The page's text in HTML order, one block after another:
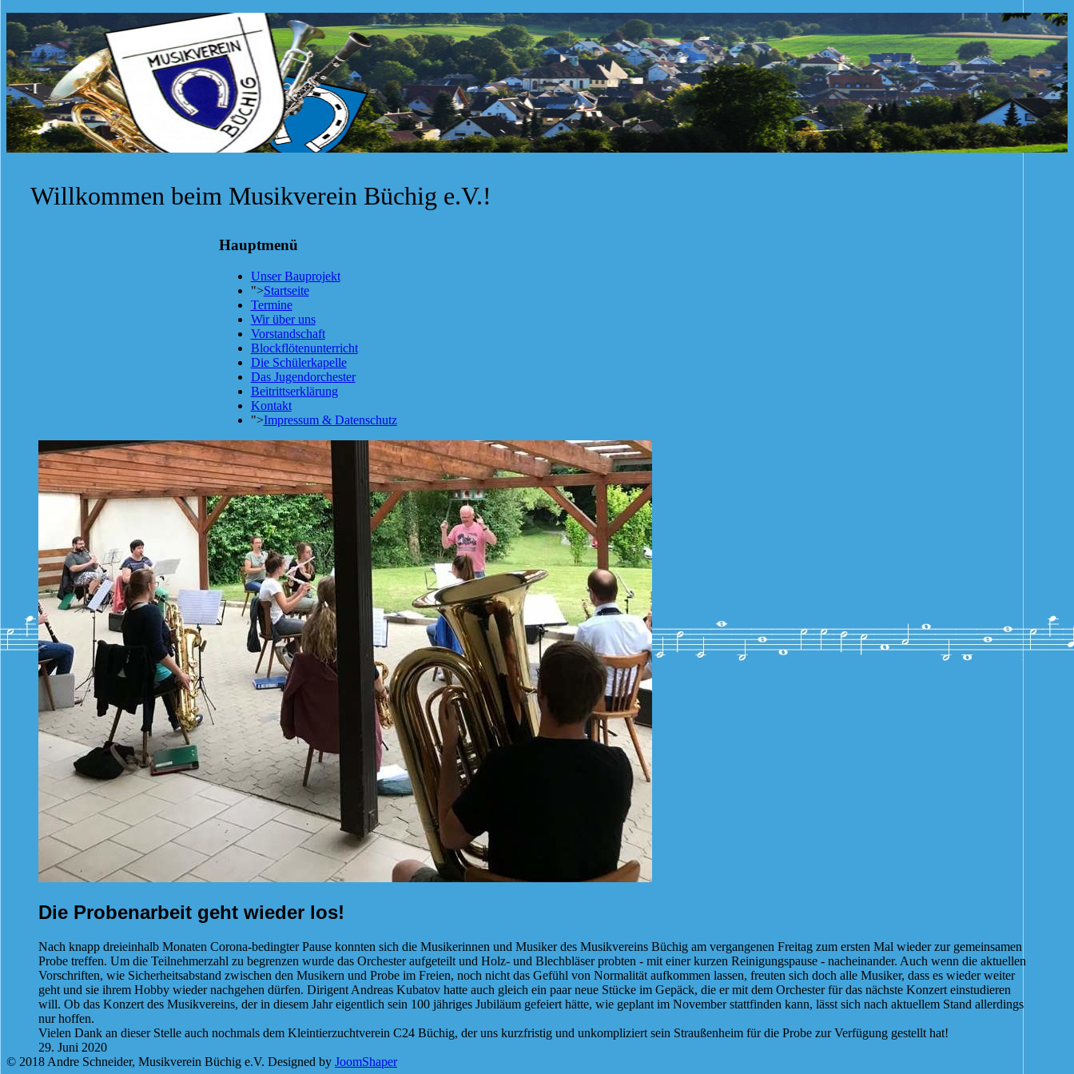
Willkommen beim Musikverein Büchig e.V.!
Hauptmenü
Unser Bauprojekt
">Startseite
Termine
Wir über uns
Vorstandschaft
Blockflötenunterricht
Die Schülerkapelle
Das Jugendorchester
Beitrittserklärung
Kontakt
">Impressum & Datenschutz
Die Probenarbeit geht wieder los!
Nach knapp dreieinhalb Monaten Corona-bedingter Pause konnten sich die Musikerinnen und Musiker des Musikvereins Büchig am vergangenen Freitag zum ersten Mal wieder zur gemeinsamen
Probe treffen. Um die Teilnehmerzahl zu begrenzen wurde das Orchester aufgeteilt und Holz- und Blechbläser probten - mit einer kurzen Reinigungspause - nacheinander. Auch wenn die aktuellen
Vorschriften, wie Sicherheitsabstand zwischen den Musikern und Probe im Freien, noch nicht das Gefühl von Normalität aufkommen lassen, freuten sich doch alle Musiker, dass es wieder weiter
geht und sie ihrem Hobby wieder nachgehen dürfen. Dirigent Andreas Kubatov hatte auch gleich ein paar neue Stücke im Gepäck, die er mit dem Orchester für das nächste Konzert einstudieren
will. Ob das Konzert des Musikvereins, der in diesem Jahr eigentlich sein 100 jähriges Jubiläum gefeiert hätte, wie geplant im November stattfinden kann, lässt sich nach aktuellem Stand allerdings
nur hoffen.
Vielen Dank an dieser Stelle auch nochmals dem Kleintierzuchtverein C24 Büchig, der uns kurzfristig und unkompliziert sein Straußenheim für die Probe zur Verfügung gestellt hat!
29. Juni 2020
© 2018 Andre Schneider, Musikverein Büchig e.V. Designed by JoomShaper